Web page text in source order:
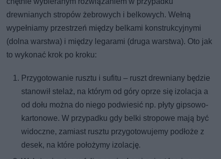
drewnianych stropów żebrowych i belkowych. Wełną
wypełniamy przestrzeń między belkami konstrukcyjnymi
(dolna warstwa) i między legarami (druga warstwa). Oto jak
to wykonać krok po kroku:
Przygotowanie rusztu i sufitu – ruszt drewniany będzie
stanowił stelaż, na którym od góry oprze się izolacja a
od dołu można do niego podwiesić np. płyty gipsowo-
kartonowe. W przypadku gdy belki stropowe mają być
widoczne, zamiast rusztu przygotowujemy podłoże z
desek, na które położymy izolację.